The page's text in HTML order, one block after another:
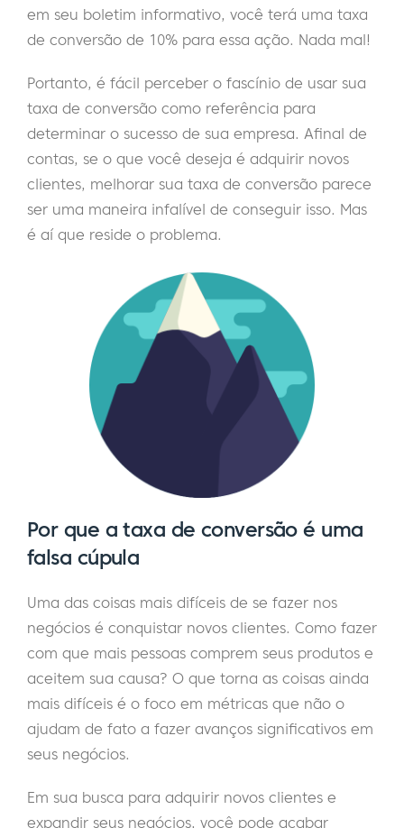
em seu boletim informativo, você terá uma taxa
de conversão de 10% para essa ação. Nada mal!
Portanto, é fácil perceber o fascínio de usar sua
taxa de conversão como referência para
determinar o sucesso de sua empresa. Afinal de
contas, se o que você deseja é adquirir novos
clientes, melhorar sua taxa de conversão parece
ser uma maneira infalível de conseguir isso. Mas
é aí que reside o problema.
Por que a taxa de conversão é uma
falsa cúpula
Uma das coisas mais difíceis de se fazer nos
negócios é conquistar novos clientes. Como fazer
com que mais pessoas comprem seus produtos e
aceitem sua causa? O que torna as coisas ainda
mais difíceis é o foco em métricas que não o
ajudam de fato a fazer avanços significativos em
seus negócios.
Em sua busca para adquirir novos clientes e
expandir seus negócios, você pode acabar